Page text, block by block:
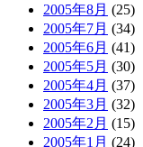
2005年8月 (25)
2005年7月 (34)
2005年6月 (41)
2005年5月 (30)
2005年4月 (37)
2005年3月 (32)
2005年2月 (15)
2005年1月 (24)